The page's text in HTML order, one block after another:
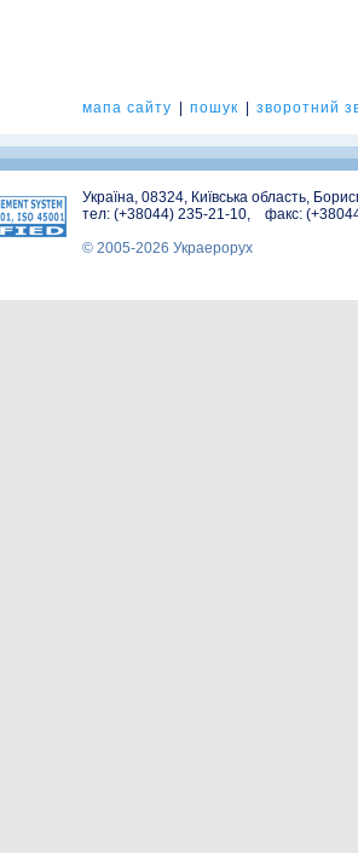
мапа сайту пошук зворотний
Україна, 08324, Київська область,
тел: (+38044) 235-21-10, факс:
© 2005-2026 Украерорух